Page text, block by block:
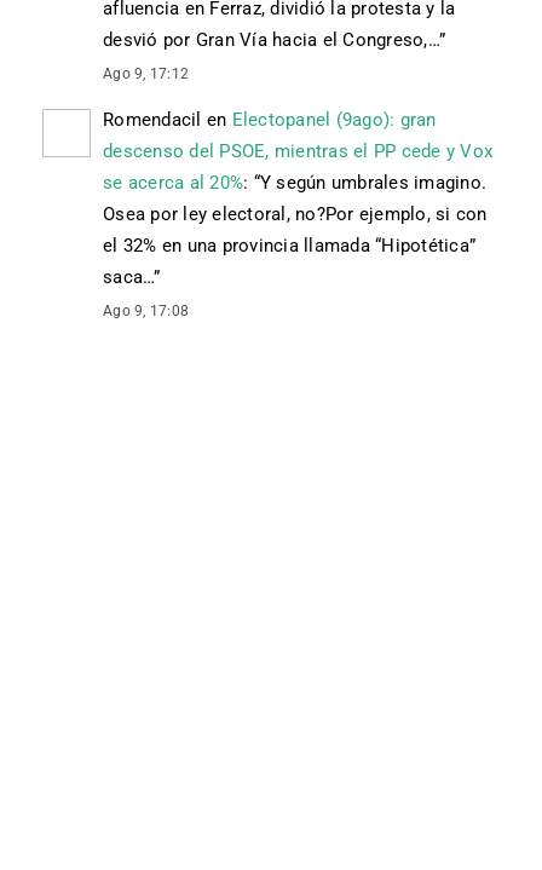
afluencia en Ferraz, dividió la protesta y la
desvió por Gran Vía hacia el Congreso,…”
Ago 9, 17:12
Romendacil en Electopanel (9ago): gran
descenso del PSOE, mientras el PP cede y Vox
se acerca al 20%: “Y según umbrales imagino.
Osea por ley electoral, no?Por ejemplo, si con
el 32% en una provincia llamada “Hipotética”
saca…”
Ago 9, 17:08